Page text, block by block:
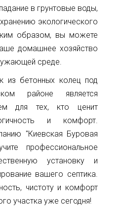
в грунтовые воды,
экологического
образом, вы можете
домашнее хозяйство
среде.
из бетонных колец под
районе является
для тех, кто ценит
и комфорт.
"Киевская Буровая
профессиональное
установку и
вашего септика.
чистоту и комфорт
участка уже сегодня!